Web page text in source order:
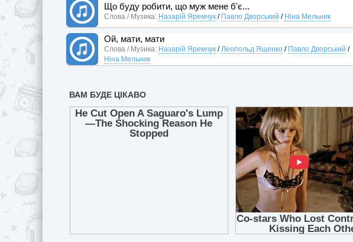
Що буду робити, що муж мене б'є...
Слова / Музика: Назарій Яремчук / Павло Дворський / Ніна Мельник
Ой, мати, мати
Слова / Музика: Назарій Яремчук /Леопольд Ященко / Павло Дворський /
Ніна Мельник